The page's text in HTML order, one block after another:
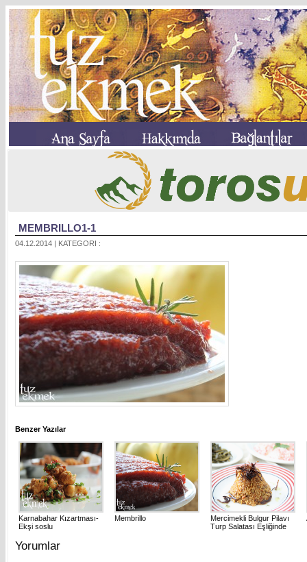
MEMBRILLO1-1
04.12.2014 | KATEGORI :
Benzer Yazılar
Karnabahar Kızartması-
Ekşi soslu
Membrillo
Mercimekli Bulgur Pilavı
Turp Salatası Eşliğinde
Yorumlar